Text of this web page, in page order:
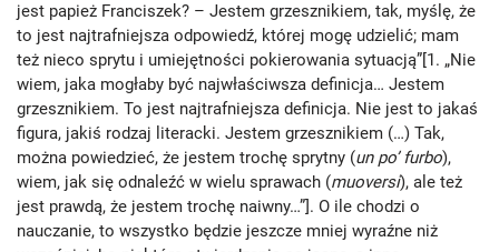
jest papież Franciszek? – Jestem grzesznikiem, tak, myślę, że
to jest najtrafniejsza odpowiedź, której mogę udzielić; mam
też nieco sprytu i umiejętności pokierowania sytuacją”[1. „Nie
wiem, jaka mogłaby być najwłaściwsza definicja… Jestem
grzesznikiem. To jest najtrafniejsza definicja. Nie jest to jakaś
figura, jakiś rodzaj literacki. Jestem grzesznikiem (…) Tak,
można powiedzieć, że jestem trochę sprytny (un po’ furbo),
wiem, jak się odnaleźć w wielu sprawach (muoversi), ale też
jest prawdą, że jestem trochę naiwny…”]. O ile chodzi o
nauczanie, to wszystko będzie jeszcze mniej wyraźne niż